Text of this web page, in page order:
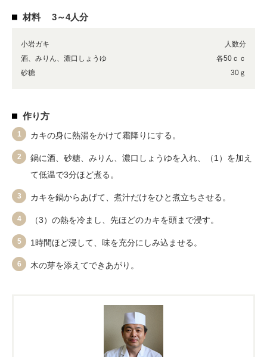
材料 3～4人分
小岩ガキ
人数分
酒、みりん、濃口しょうゆ
各50ｃｃ
砂糖
30ｇ
作り方
1 カキの身に熱湯をかけて霜降りにする。
2
鍋に酒、砂糖、みりん、濃口しょうゆを入れ、（1）を加え
て低温で3分ほど煮る。
3 カキを鍋からあげて、煮汁だけをひと煮立ちさせる。
4 （3）の熱を冷まし、先ほどのカキを頭まで浸す。
5 1時間ほど浸して、味を充分にしみ込ませる。
6 木の芽を添えてできあがり。